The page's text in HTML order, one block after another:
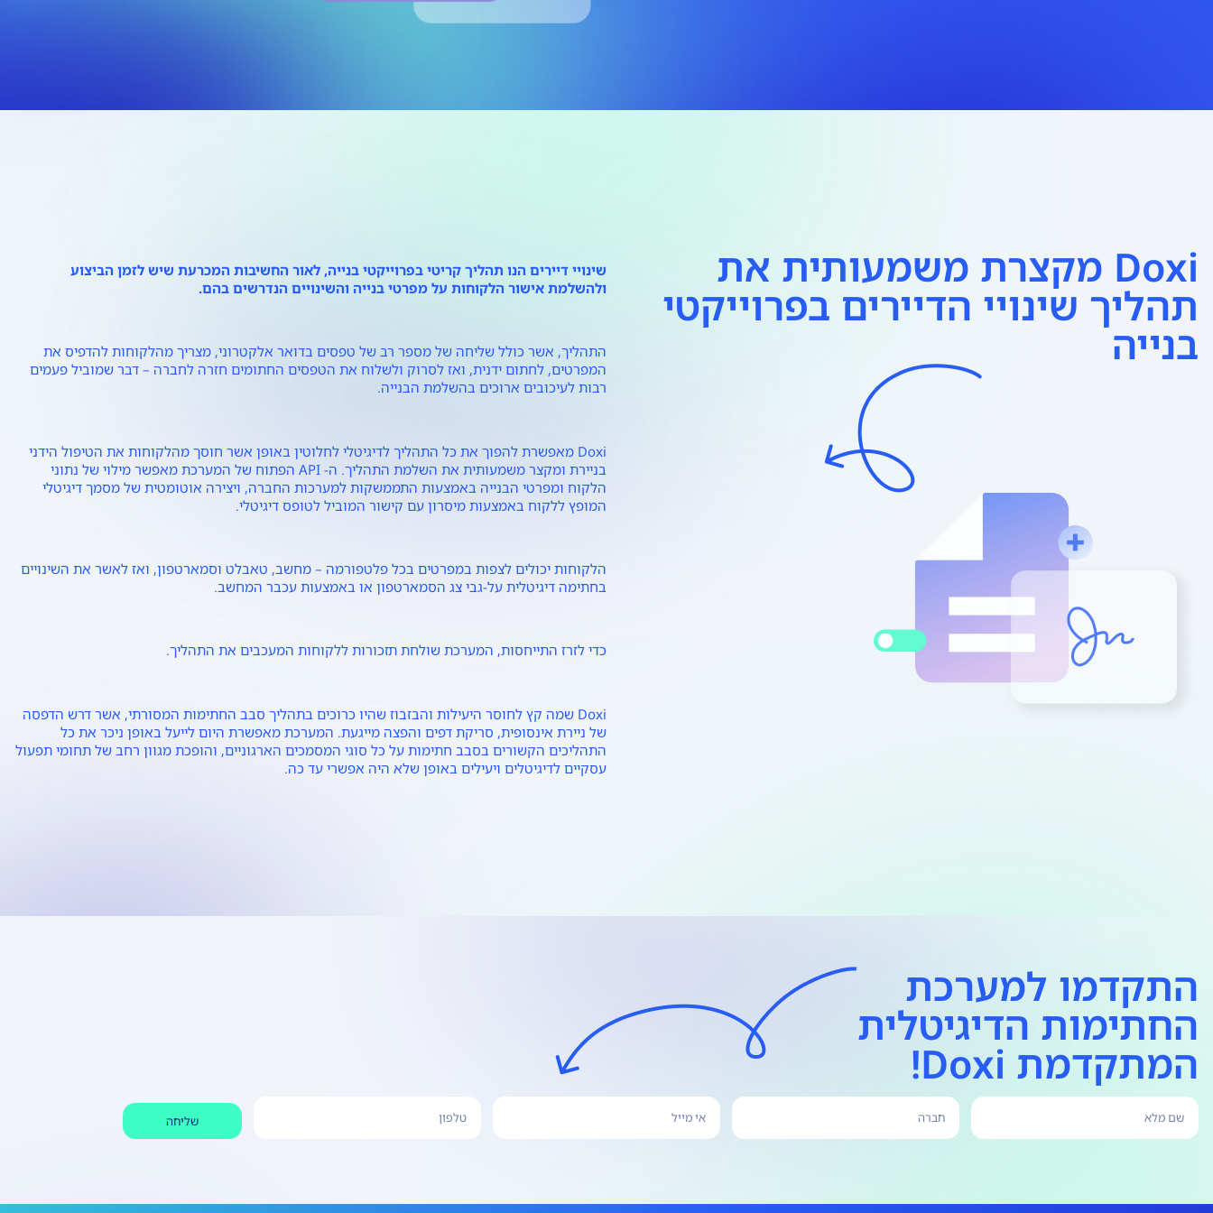
Doxi מקצרת משמעותית את
תהליך שינויי הדיירים בפרוייקטי
בנייה
שינויי דיירים הנו תהליך קריטי בפרוייקטי בנייה, לאור החשיבות המכרעת שיש לזמן הביצוע
ולהשלמת אישור הלקוחות על מפרטי בנייה והשינויים הנדרשים בהם.
התהליך, אשר כולל שליחה של מספר רב של טפסים בדואר אלקטרוני, מצריך מהלקוחות להדפיס את
המפרטים, לחתום ידנית, ואז לסרוק ולשלוח את הטפסים החתומים חזרה לחברה – דבר שמוביל פעמים
רבות לעיכובים ארוכים בהשלמת הבנייה.
Doxi מאפשרת להפוך את כל התהליך לדיגיטלי לחלוטין באופן אשר חוסך מהלקוחות את הטיפול הידני
בניירת ומקצר משמעותית את השלמת התהליך. ה- API הפתוח של המערכת מאפשר מילוי של נתוני
הלקוח ומפרטי הבנייה באמצעות התממשקות למערכות החברה, ויצירה אוטומטית של מסמך דיגיטלי
המופץ ללקוח באמצעות מיסרון עם קישור המוביל לטופס דיגיטלי.
הלקוחות יכולים לצפות במפרטים בכל פלטפורמה – מחשב, טאבלט וסמארטפון, ואז לאשר את השינויים
בחתימה דיגיטלית על-גבי צג הסמארטפון או באמצעות עכבר המחשב.
כדי לזרז התייחסות, המערכת שולחת תזכורות ללקוחות המעכבים את התהליך.
Doxi שמה קץ לחוסר היעילות והבזבוז שהיו כרוכים בתהליך סבב החתימות המסורתי, אשר דרש הדפסה
של ניירת אינסופית, סריקת דפים והפצה מייגעת. המערכת מאפשרת היום לייעל באופן ניכר את כל
התהליכים הקשורים בסבב חתימות על כל סוגי המסמכים הארגוניים, והופכת מגוון רחב של תחומי תפעול
עסקיים לדיגיטלים ויעילים באופן שלא היה אפשרי עד כה.
התקדמו למערכת
החתימות הדיגיטלית
המתקדמת Doxi!
שליחה